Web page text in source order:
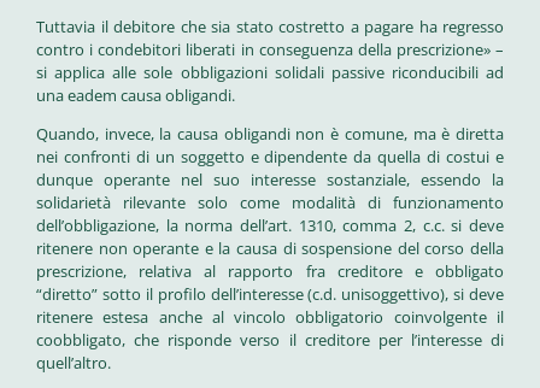
Tuttavia il debitore che sia stato costretto a pagare ha regresso
contro i condebitori liberati in conseguenza della prescrizione» –
si applica alle sole obbligazioni solidali passive riconducibili ad
una eadem causa obligandi.
Quando, invece, la causa obligandi non è comune, ma è diretta
nei confronti di un soggetto e dipendente da quella di costui e
dunque operante nel suo interesse sostanziale, essendo la
solidarietà rilevante solo come modalità di funzionamento
dell’obbligazione, la norma dell’art. 1310, comma 2, c.c. si deve
ritenere non operante e la causa di sospensione del corso della
prescrizione, relativa al rapporto fra creditore e obbligato
“diretto” sotto il profilo dell’interesse (c.d. unisoggettivo), si deve
ritenere estesa anche al vincolo obbligatorio coinvolgente il
coobbligato, che risponde verso il creditore per l’interesse di
quell’altro.